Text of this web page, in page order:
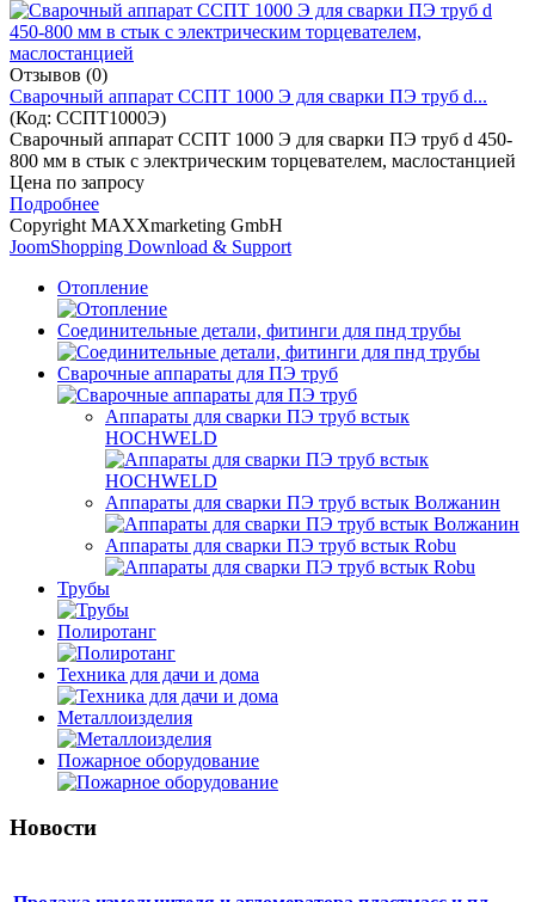
Отзывов (0)
Cварочный аппарат ССПТ 1000 Э для сварки ПЭ труб d...
(Код: ССПТ1000Э)
Cварочный аппарат ССПТ 1000 Э для сварки ПЭ труб d 450-
800 мм в стык с электрическим торцевателем, маслостанцией
Цена по запросу
Подробнее
Copyright MAXXmarketing GmbH
JoomShopping Download & Support
Отопление
Соединительные детали, фитинги для пнд трубы
Сварочные аппараты для ПЭ труб
Аппараты для сварки ПЭ труб встык
HOCHWELD
Аппараты для сварки ПЭ труб встык Волжанин
Аппараты для сварки ПЭ труб встык Robu
Трубы
Полиротанг
Техника для дачи и дома
Металлоизделия
Пожарное оборудование
Новости